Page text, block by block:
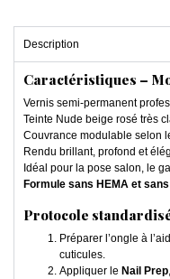
Description
Caractéristiques –
Vernis semi-permanent
Teinte Nude beige rosé très
Couvrance modulable selon
Rendu brillant, profond et
Idéal pour la pose salon, le
Formule sans HEMA et sans
Protocole
Préparer l’ongle à
cuticules.
Appliquer le Nail Prep